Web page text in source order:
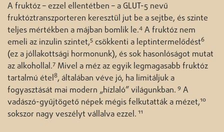
A fruktóz – ezzel ellentétben – a GLUT-5 nevű
fruktóztranszporteren keresztül jut be a sejtbe, és szinte
teljes mértékben a májban bomlik le.4 A fruktóz nem
emeli az inzulin szintet,5 csökkenti a leptintermelődést6
(ez a jóllakottsági hormonunk), és sok hasonlóságot mutat
az alkohollal.7 Mivel a méz az egyik legmagasabb fruktóz
tartalmú étel8, általában véve jó, ha limitáljuk a
fogyasztását mai modern „hízlaló” világunkban. 9 A
vadászó-gyűjtögető népek mégis felkutatták a mézet,10
sokszor nagy veszélyt vállalva ezzel. 11